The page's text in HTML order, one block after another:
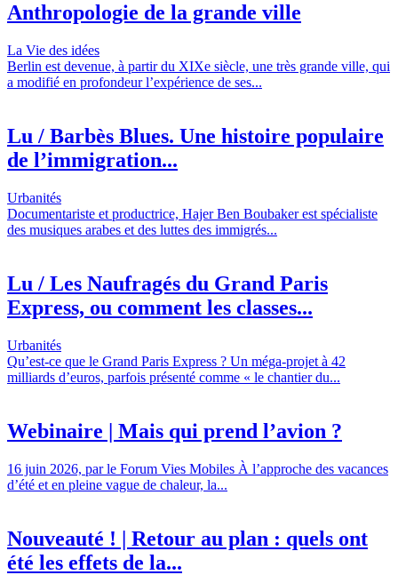
Anthropologie de la grande ville
La Vie des idées
Berlin est devenue, à partir du XIXe siècle, une très grande ville, qui
a modifié en profondeur l’expérience de ses...
Lu / Barbès Blues. Une histoire populaire
de l’immigration...
Urbanités
Documentariste et productrice, Hajer Ben Boubaker est spécialiste
des musiques arabes et des luttes des immigrés...
Lu / Les Naufragés du Grand Paris
Express, ou comment les classes...
Urbanités
Qu’est-ce que le Grand Paris Express ? Un méga-projet à 42
milliards d’euros, parfois présenté comme « le chantier du...
Webinaire | Mais qui prend l’avion ?
16 juin 2026, par le Forum Vies Mobiles À l’approche des vacances
d’été et en pleine vague de chaleur, la...
Nouveauté ! | Retour au plan : quels ont
été les effets de la...